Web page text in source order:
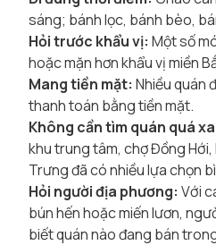
sáng; bánh lọc, bánh bèo,
Hỏi trước khẩu vị: Một số
hoặc mặn hơn khẩu vị miền
Mang tiền mặt: Nhiều quán
thanh toán bằng tiền mặt.
Không cần tìm quán quá
khu trung tâm, chợ Đồng Hới,
Trưng đã có nhiều lựa chọn
Hỏi người địa phương: Với
bún hến hoặc miến lươn,
biết quán nào đang bán